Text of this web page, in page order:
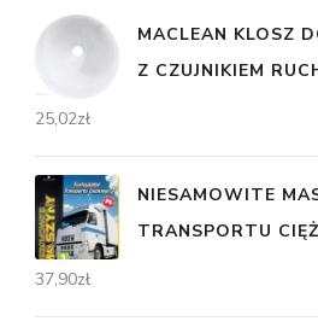
MACLEAN KLOSZ
Z CZUJNIKIEM
25,02zł
NIESAMOWITE
TRANSPORTU
37,90zł